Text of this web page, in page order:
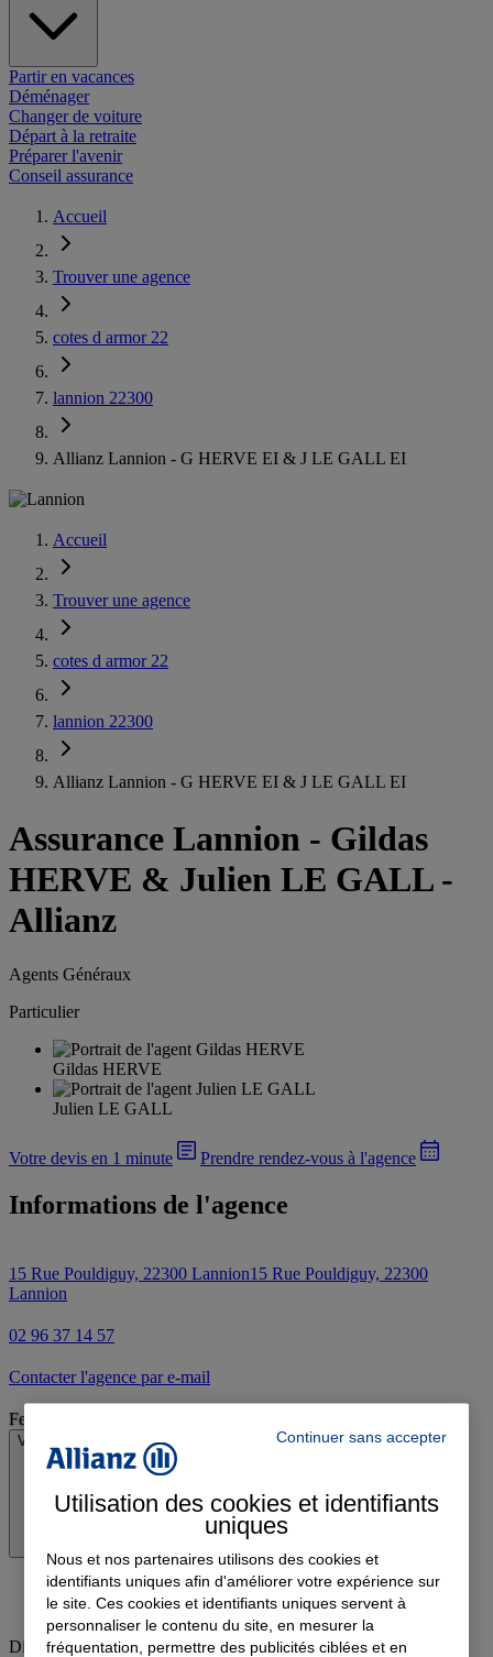
Partir en vacances
Déménager
Changer de voiture
Départ à la retraite
Préparer l'avenir
Conseil assurance
Accueil
Trouver une agence
cotes d armor 22
lannion 22300
Allianz Lannion - G HERVE EI & J LE GALL EI
Accueil
Trouver une agence
cotes d armor 22
lannion 22300
Allianz Lannion - G HERVE EI & J LE GALL EI
Assurance Lannion - Gildas
HERVE & Julien LE GALL -
Allianz
Agents Généraux
Particulier
Gildas HERVE
Julien LE GALL
Votre devis en 1 minute Prendre rendez-vous à l'agence
Informations de l'agence
15 Rue Pouldiguy, 22300 Lannion15 Rue Pouldiguy, 22300
Lannion
02 96 37 14 57
Contacter l'agence par e-mail
Fermé
Voir les horaires
Dimanche: Fermé
Continuer sans accepter
Utilisation des cookies et identifiants
uniques
Nous et nos partenaires utilisons des cookies et
identifiants uniques afin d'améliorer votre expérience sur
le site. Ces cookies et identifiants uniques servent à
personnaliser le contenu du site, en mesurer la
fréquentation, permettre des publicités ciblées et en